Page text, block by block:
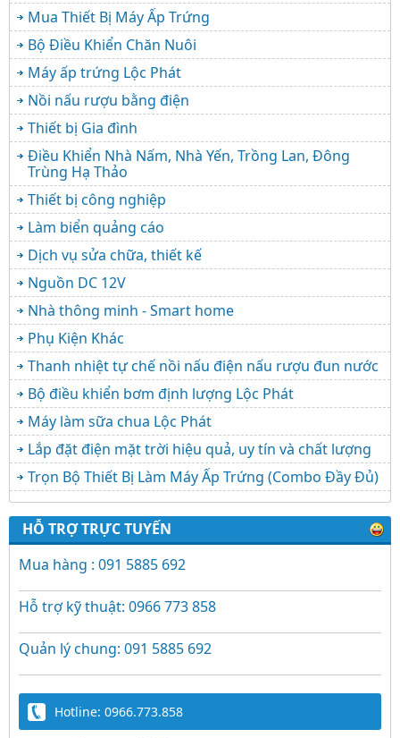
Mua Thiết Bị Máy Ấp Trứng
Bộ Điều Khiển Chăn Nuôi
Máy ấp trứng Lộc Phát
Nồi nấu rượu bằng điện
Thiết bị Gia đình
Điều Khiển Nhà Nấm, Nhà Yến, Trồng Lan, Đông
Trùng Hạ Thảo
Thiết bị công nghiệp
Làm biển quảng cáo
Dịch vụ sửa chữa, thiết kế
Nguồn DC 12V
Nhà thông minh - Smart home
Phụ Kiện Khác
Thanh nhiệt tự chế nồi nấu điện nấu rượu đun nước
Bộ điều khiển bơm định lượng Lộc Phát
Máy làm sữa chua Lộc Phát
Lắp đặt điện mặt trời hiệu quả, uy tín và chất lượng
Trọn Bộ Thiết Bị Làm Máy Ấp Trứng (Combo Đầy Đủ)
HỖ TRỢ TRỰC TUYẾN
Mua hàng : 091 5885 692
Hỗ trợ kỹ thuật: 0966 773 858
Quản lý chung: 091 5885 692
Hotline: 0966.773.858